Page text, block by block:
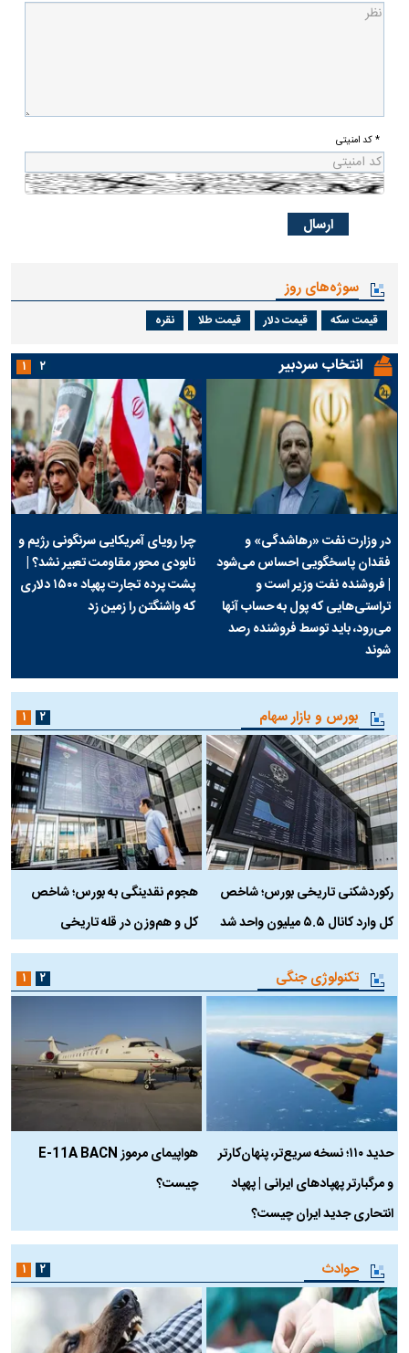
* کد امنیتی
سوژه‌های روز
قیمت سکه قیمت دلار قیمت طلا نقره
انتخاب سردبیر
در وزارت نفت «رهاشدگی» و
فقدان پاسخگویی احساس می‌شود
| فروشنده نفت وزیر است و
تراستی‌هایی که پول به حساب آنها
می‌رود، باید توسط فروشنده رصد
شوند
چرا رویای آمریکایی سرنگونی رژیم و
نابودی محور مقاومت تعبیر نشد؟ |
پشت پرده تجارت پهپاد‌ ۱۵۰۰ دلاری
که واشنگتن را زمین زد
۱ ۲
بورس و بازار سهام
رکوردشکنی تاریخی بورس؛ شاخص
کل وارد کانال ۵.۵ میلیون واحد شد
هجوم نقدینگی به بورس؛ شاخص
کل و هم‌وزن در قله تاریخی
۱ ۲
تکنولوژی جنگی
حدید ۱۱۰؛ نسخه سریع‌تر، پنهان‌کارتر
و مرگبارتر پهپادهای ایرانی | پهپاد
انتحاری جدید ایران چیست؟
هواپیمای مرموز E-11A BACN
چیست؟
۱ ۲
حوادث ۱ ۲